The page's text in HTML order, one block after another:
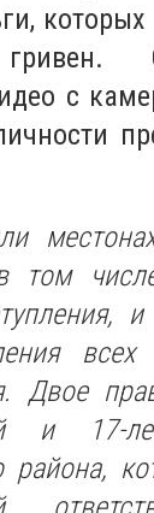
с
том
всех
Двое
и 17-
района,